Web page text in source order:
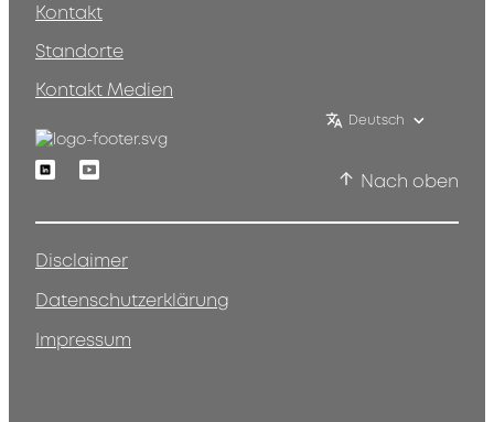
Kontakt
Standorte
Kontakt Medien
Deutsch
LinkedinYoutube
Nach oben
Disclaimer
Datenschutzerklärung
Impressum